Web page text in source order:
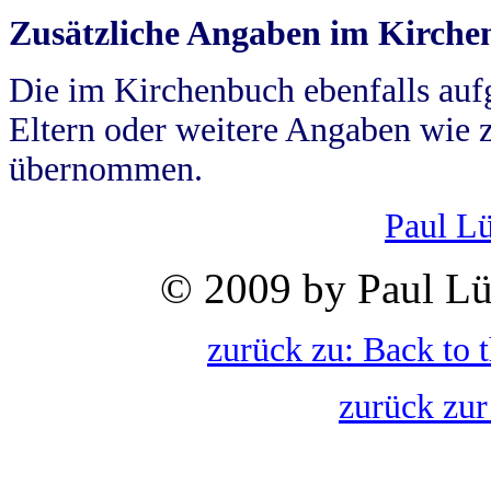
Zusätzliche Angaben im
Die im Kirchenbuch ebenfalls
Eltern oder weitere Angaben wie
übernommen.
Paul
© 2009 by Paul
zurück zu: Back to
zurück